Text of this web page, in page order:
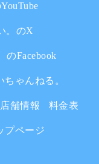
。のX
のFacebook
ちゃんねる。
店舗情報 料金表
プページ